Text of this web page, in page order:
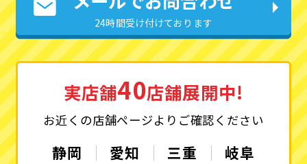
24時間受け付けております
実店舗40店舗展開中!
お近くの店舗ページよりご確認ください
静岡 愛知 三重
岐阜